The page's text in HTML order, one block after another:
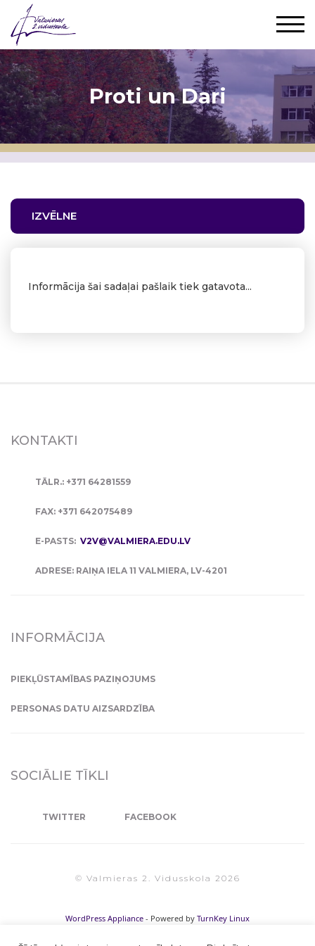
Proti un Dari
IZVĒLNE
Informācija šai sadaļai pašlaik tiek gatavota...
KONTAKTI
TĀLR.: +371 64281559
FAX: +371 642075489
E-PASTS: V2V@VALMIERA.EDU.LV
ADRESE: RAIŅA IELA 11 VALMIERA, LV-4201
INFORMĀCIJA
PIEKĻŪSTAMĪBAS PAZIŅOJUMS
PERSONAS DATU AIZSARDZĪBA
SOCIĀLIE TĪKLI
TWITTER FACEBOOK
© Valmieras 2. Vidusskola 2026
WordPress Appliance - Powered by TurnKey Linux